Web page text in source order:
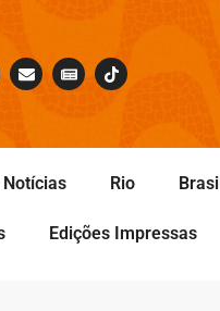
Notícias Rio Brasil
Edições Impressas